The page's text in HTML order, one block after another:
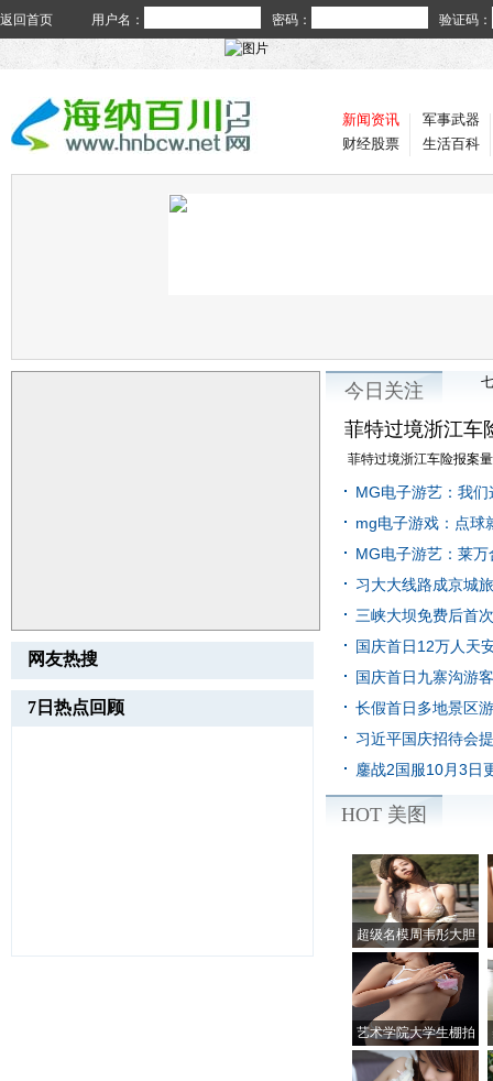
返回首页 用户名： 密码： 验证码：
新闻资讯
财经股票
军事武器
生活百科
网友热搜
7日热点回顾
今日关注
菲特过境浙江车
菲特过境浙江车险报案
MG电子游艺：我
们[新闻资讯]
mg电子游戏：点球
佳[新闻资讯]
MG电子游艺：莱
[新闻资讯]
习大大线路成京城
闻]
三峡大坝免费后首
国庆首日12万人天
内新闻]
国庆首日九寨沟游
长假首日多地景区
闻]
习近平国庆招待会
闻]
鏖战2国服10月3日
HOT 美图
超级名模周韦彤大胆
艺术学院大学生棚拍